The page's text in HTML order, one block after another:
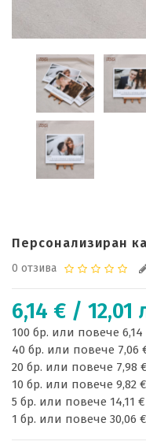
Персонализиран
0 отзива
6,14 € / 12,01
100 бр. или повече
40 бр. или повече 7,06
20 бр. или повече 7,98
10 бр. или повече 9,82
5 бр. или повече 14,11
1 бр. или повече 30,06